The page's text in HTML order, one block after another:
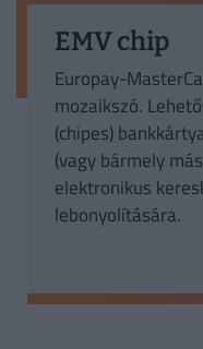
EMV chip
Europay-
mozaikszó.
(chipes)
(vagy bármely
elektronikus
lebonyolítására.